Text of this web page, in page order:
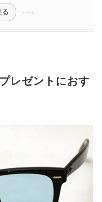
る
レゼントにおす